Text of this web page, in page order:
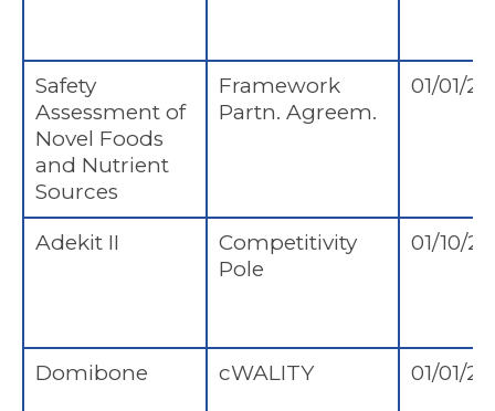
Safety
Assessment of
Novel Foods
and Nutrient
Sources
Framework
Partn. Agreem.
01/01/
Adekit II
Competitivity
Pole
01/10/
Domibone cWALITY 01/01/